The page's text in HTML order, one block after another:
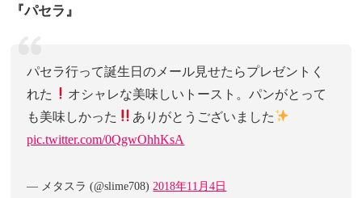
『パセラ』
パセラ行って誕生日のメール見せたらプレゼントく
れた
オシャレな美味しいトースト。パンがとって
も美味しかった
ありがとうございました
pic.twitter.com/0QgwOhhKsA
— メタスラ (@slime708) 2018年11月4日